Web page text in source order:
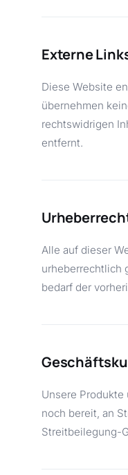
Externe
Diese Website
übernehmen
rechtswidrigen
entfernt.
Alle auf dieser
urheberrechtlich
bedarf der
Unsere
noch bereit, an
Streitbeilegung-